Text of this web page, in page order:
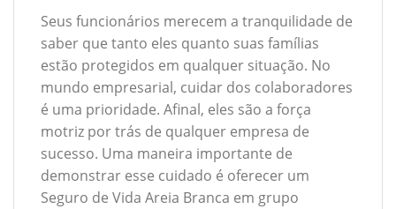
Seus funcionários merecem a tranquilidade de
saber que tanto eles quanto suas famílias
estão protegidos em qualquer situação. No
mundo empresarial, cuidar dos colaboradores
é uma prioridade. Afinal, eles são a força
motriz por trás de qualquer empresa de
sucesso. Uma maneira importante de
demonstrar esse cuidado é oferecer um
Seguro de Vida Areia Branca em grupo